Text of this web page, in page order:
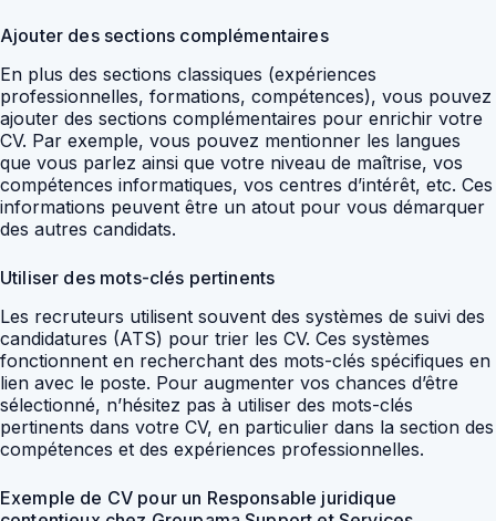
Ajouter des sections complémentaires
En plus des sections classiques (expériences
professionnelles, formations, compétences), vous pouvez
ajouter des sections complémentaires pour enrichir votre
CV. Par exemple, vous pouvez mentionner les langues
que vous parlez ainsi que votre niveau de maîtrise, vos
compétences informatiques, vos centres d’intérêt, etc. Ces
informations peuvent être un atout pour vous démarquer
des autres candidats.
Utiliser des mots-clés pertinents
Les recruteurs utilisent souvent des systèmes de suivi des
candidatures (ATS) pour trier les CV. Ces systèmes
fonctionnent en recherchant des mots-clés spécifiques en
lien avec le poste. Pour augmenter vos chances d’être
sélectionné, n’hésitez pas à utiliser des mots-clés
pertinents dans votre CV, en particulier dans la section des
compétences et des expériences professionnelles.
Exemple de CV pour un Responsable juridique